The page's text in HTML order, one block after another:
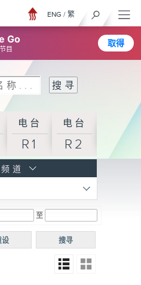
Go
目
取得
ENG / 繁
电台
R1
电台
R2
电台
普通
道
至
搜寻
设